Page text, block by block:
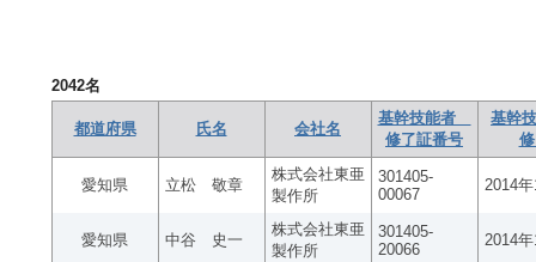
2042名
都道府県 氏名 会社名
基幹技能者
修了証番号
基幹
愛知県 立松 敬章
株式会社東亜
製作所
301405-
00067
2014
愛知県 中谷 史一
株式会社東亜
製作所
301405-
20066
2014